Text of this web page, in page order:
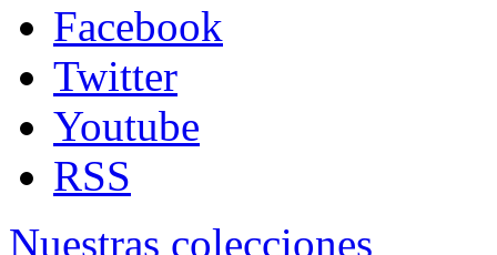
Facebook
Twitter
Youtube
RSS
Nuestras colecciones